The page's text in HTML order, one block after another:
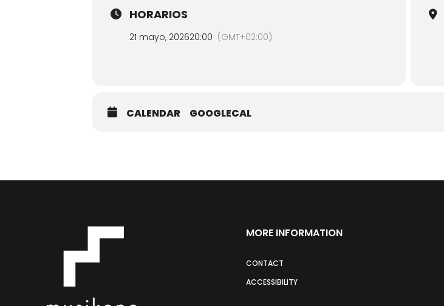
HORARIOS
21 mayo, 202620:00 (GMT+02:00)
CALENDAR GOOGLECAL
MORE INFORMATION
CONTACT
ACCESSIBILITY